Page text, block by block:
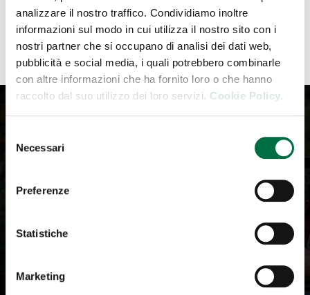
analizzare il nostro traffico. Condividiamo inoltre
informazioni sul modo in cui utilizza il nostro sito con i
nostri partner che si occupano di analisi dei dati web,
pubblicità e social media, i quali potrebbero combinarle
con altre informazioni che ha fornito loro o che hanno
raccolto dal suo utilizzo dei loro servizi. Cookie Policy.
delNecessari
Preferenze
Statistiche
Marketing
TUTTI GLI ITINERARI
Iscriviti alla Newsletter
Iscrivi alla Newsletter. Ricevi tutti gli aggiornamenti